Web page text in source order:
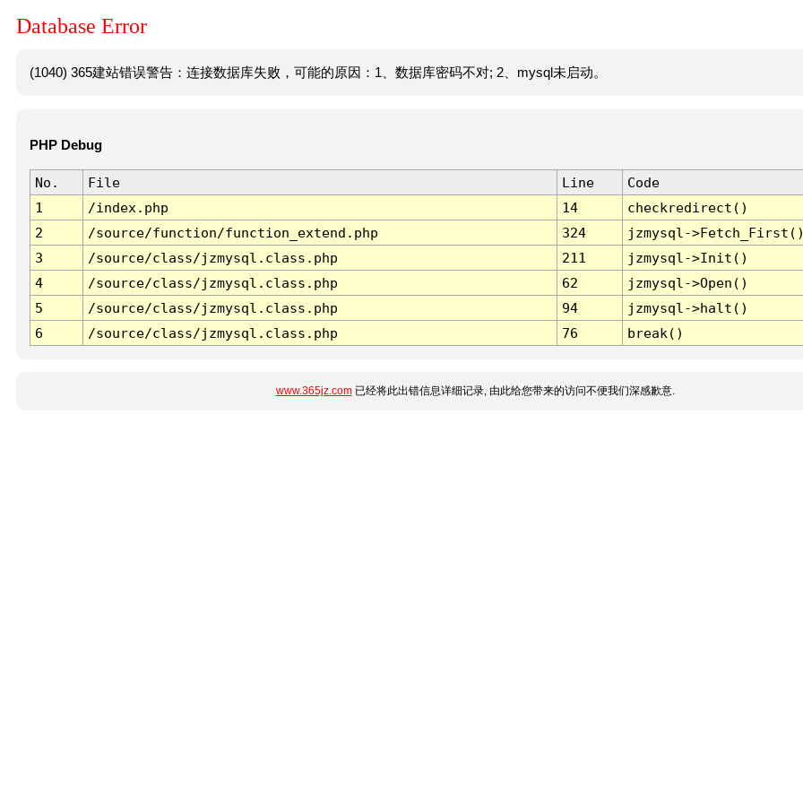
Database Error
(1040) 365建站错误警告：连接数据库失败，可能的原因：1、数据库密码不对; 2、mysql未启动。
PHP Debug
No. File Line
Code
1
/index.php 14
checkredirect()
2
/source/function/function_extend.php 324
jzmysql-
3
/source/class/jzmysql.class.php 211
jzmysql->Init()
4
/source/class/jzmysql.class.php 62
jzmysql->Open()
5
/source/class/jzmysql.class.php 94
jzmysql->halt()
6
/source/class/jzmysql.class.php 76 break()
www.365jz.com已经将此出错信息详细记录, 由此给您带来的访问不便我们深感歉意.